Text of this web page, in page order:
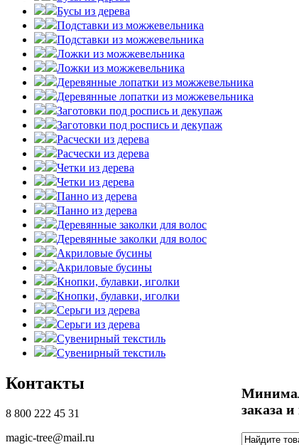
Бусы из дерева
Подставки из можжевельника
Подставки из можжевельника
Ложки из можжевельника
Ложки из можжевельника
Деревянные лопатки из можжевельника
Деревянные лопатки из можжевельника
Заготовки под роспись и декупаж
Заготовки под роспись и декупаж
Расчески из дерева
Расчески из дерева
Четки из дерева
Четки из дерева
Панно из дерева
Панно из дерева
Деревянные заколки для волос
Деревянные заколки для волос
Акриловые бусины
Акриловые бусины
Кнопки, булавки, иголки
Кнопки, булавки, иголки
Серьги из дерева
Серьги из дерева
Сувенирный текстиль
Сувенирный текстиль
заказа
Найти
Контакты
8 800 222 45 31
magic-tree@mail.ru